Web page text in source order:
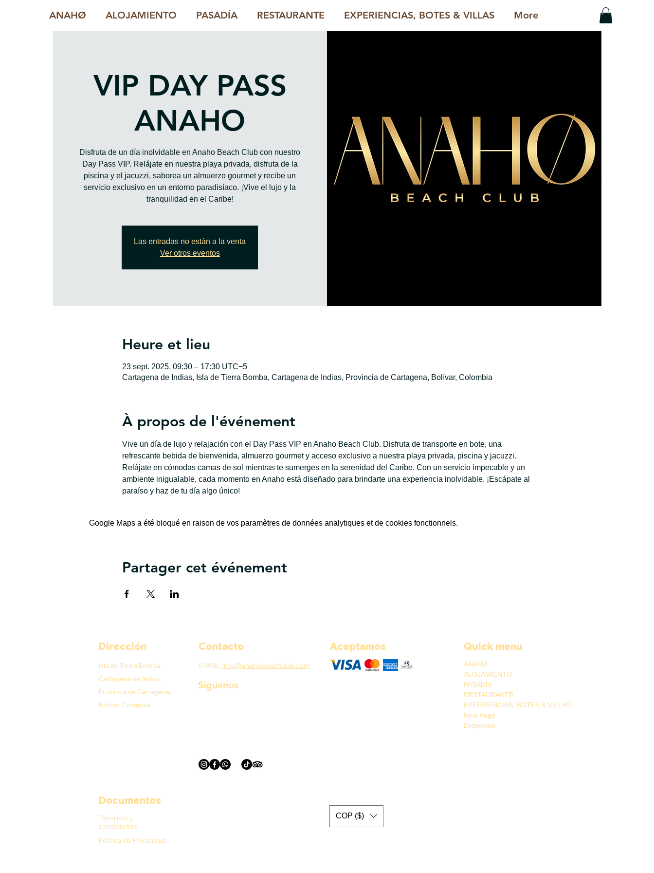
ANAHØ ALOJAMIENTO PASADÍA RESTAURANTE EXPERIENCIAS, BOTES & VILLAS More
VIP DAY PASS
ANAHO
Disfruta de un día inolvidable en Anaho Beach Club con nuestro
Day Pass VIP. Relájate en nuestra playa privada, disfruta de la
piscina y el jacuzzi, saborea un almuerzo gourmet y recibe un
servicio exclusivo en un entorno paradisíaco. ¡Vive el lujo y la
Las entradas no están a la venta
Ver otros eventos
Heure et lieu
23 sept. 2025, 09:30 – 17:30 UTC−5
Cartagena de Indias, Isla de Tierra Bomba, Cartagena de Indias, Provincia de Cartagena, Bolívar, Colombia
À propos de l'événement
Vive un día de lujo y relajación con el Day Pass VIP en Anaho Beach Club. Disfruta de transporte en bote, una
refrescante bebida de bienvenida, almuerzo gourmet y acceso exclusivo a nuestra playa privada, piscina y jacuzzi.
Relájate en cómodas camas de sol mientras te sumerges en la serenidad del Caribe. Con un servicio impecable y un
ambiente inigualable, cada momento en Anaho está diseñado para brindarte una experiencia inolvidable. ¡Escápate al
paraíso y haz de tu día algo único!
Google Maps a été bloqué en raison de vos paramètres de données analytiques et de cookies fonctionnels.
Partager cet événement
Dirección
Isla de Tierra Bomba,
Cartagena de Indias,
Provincia de Cartagena,
Bolívar, Colombia
Contacto
E-MAIL: info@anahobeachclub.com
Síguenos
Aceptamos Quick menu
ANAHØ
ALOJAMIENTO
PASADÍA
RESTAURANTE
EXPERIENCIAS, BOTES & VILLAS
New Page
Dropdown
Documentos
Términos y
condiciones
COP ($)
Política de Privacidad